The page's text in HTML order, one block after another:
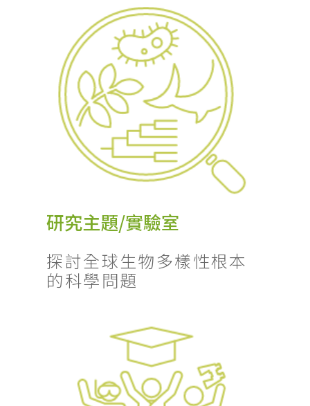
研究主題/實驗室
探討全球生物多樣性根本
的科學問題